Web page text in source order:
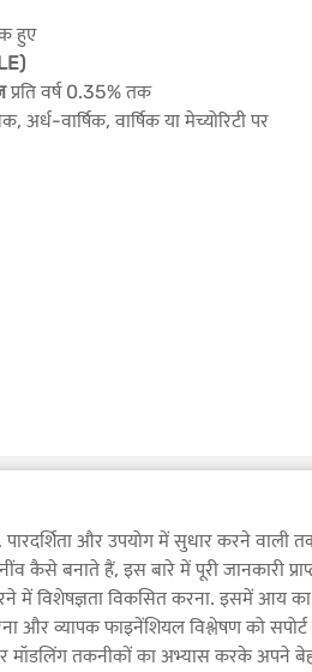
हुए
प्रति वर्ष 0.35% तक
वार्षिक, वार्षिक या मेच्योरिटी पर
पारदर्शिता और उपयोग में सुधार करने
बनाते हैं, इस बारे में पूरी जानकारी
विकसित करना. इसमें आय का
व्यापक फाइनेंशियल विश्लेषण को
मॉडलिंग तकनीकों का अभ्यास करके